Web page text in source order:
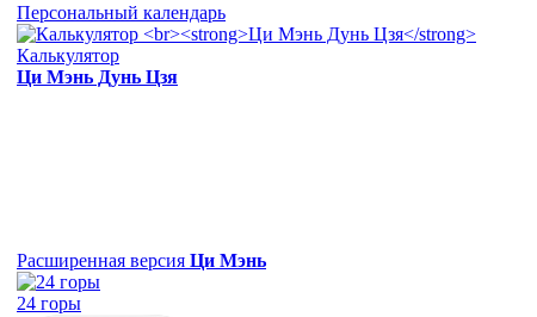
Персональный календарь
Калькулятор
Ци Мэнь Дунь Цзя
Расширенная версия Ци Мэнь
24 горы